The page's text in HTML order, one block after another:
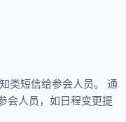
类短信给参会人员。 通
会人员，如日程变更提